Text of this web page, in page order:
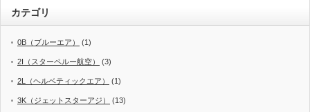
カテゴリ
0B（ブルーエア） (1)
2I（スターペルー航空） (3)
2L（ヘルベティックエア） (1)
3K（ジェットスターアジ） (13)